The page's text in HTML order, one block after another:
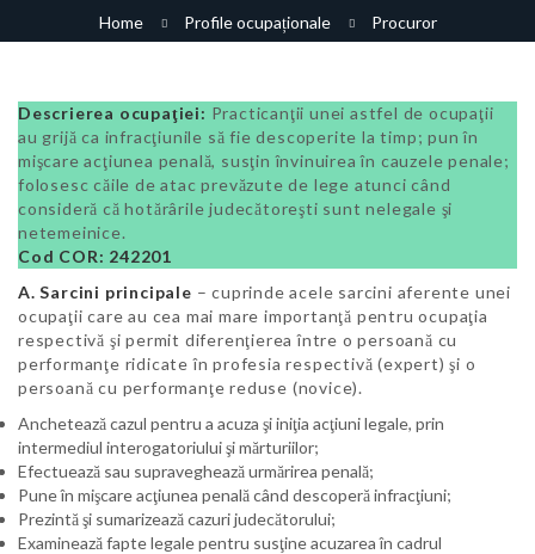
Home Profile ocupaționale Procuror
Descrierea ocupaţiei: Practicanţii unei astfel de ocupaţii
au grijă ca infracţiunile să fie descoperite la timp; pun în
mişcare acţiunea penală, susţin învinuirea în cauzele penale;
folosesc căile de atac prevăzute de lege atunci când
consideră că hotărârile judecătoreşti sunt nelegale şi
netemeinice.
Cod COR: 242201
A. Sarcini principale – cuprinde acele sarcini aferente unei
ocupaţii care au cea mai mare importanţă pentru ocupaţia
respectivă şi permit diferenţierea între o persoană cu
performanţe ridicate în profesia respectivă (expert) şi o
persoană cu performanţe reduse (novice).
Anchetează cazul pentru a acuza şi iniţia acţiuni legale, prin
intermediul interogatoriului şi mărturiilor;
Efectuează sau supraveghează urmărirea penală;
Pune în mişcare acţiunea penală când descoperă infracţiuni;
Prezintă şi sumarizează cazuri judecătorului;
Examinează fapte legale pentru susţine acuzarea în cadrul